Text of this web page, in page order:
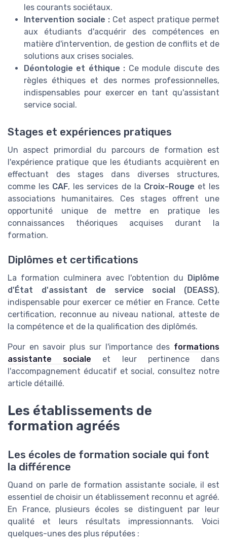
les courants sociétaux.
Intervention sociale : Cet aspect pratique permet
aux étudiants d'acquérir des compétences en
matière d'intervention, de gestion de conflits et de
solutions aux crises sociales.
Déontologie et éthique : Ce module discute des
règles éthiques et des normes professionnelles,
indispensables pour exercer en tant qu'assistant
service social.
Stages et expériences pratiques
Un aspect primordial du parcours de formation est
l'expérience pratique que les étudiants acquièrent en
effectuant des stages dans diverses structures,
comme les CAF, les services de la Croix-Rouge et les
associations humanitaires. Ces stages offrent une
opportunité unique de mettre en pratique les
connaissances théoriques acquises durant la
formation.
Diplômes et certifications
La formation culminera avec l'obtention du
Diplôme
d'État d'assistant de service social (DEASS),
indispensable pour exercer ce métier en France. Cette
certification, reconnue au niveau national, atteste de
la compétence et de la qualification des diplômés.
Pour en savoir plus sur l'importance des formations
assistante sociale et leur pertinence dans
l'accompagnement éducatif et social, consultez notre
article détaillé.
Les établissements de
formation agréés
Les écoles de formation sociale qui font
la différence
Quand on parle de formation assistante sociale, il est
essentiel de choisir un établissement reconnu et agréé.
En France, plusieurs écoles se distinguent par leur
qualité et leurs résultats impressionnants. Voici
quelques-unes des plus réputées :